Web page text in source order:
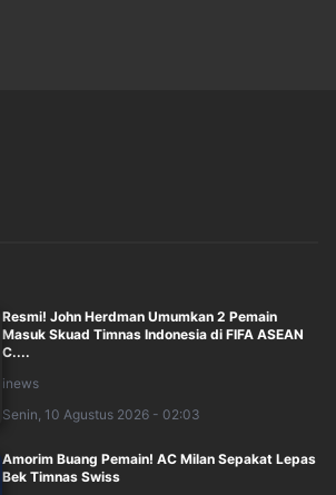
Resmi! John Herdman Umumkan 2 Pemain
Masuk Skuad Timnas Indonesia di FIFA ASEAN
C....
inews
Senin, 10 Agustus 2026 - 02:03
Amorim Buang Pemain! AC Milan Sepakat Lepas
Bek Timnas Swiss